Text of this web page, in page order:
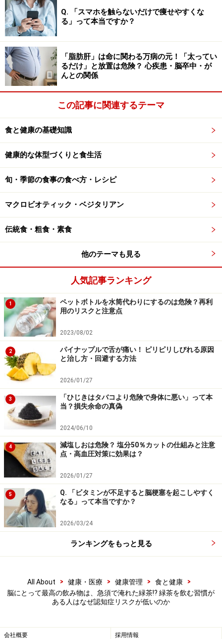
う。
カテキン・血圧・テアニンの相乗効果｜緑
茶が脳を守る3つの理由
では、なぜ緑茶はこれほど脳によい影響を与えるのでし
ょうか。その理由は、含まれる成分の“トリプル効果”に
あると考えられています。
す。カテキンとは、緑茶の苦渋味成分であるポリフェノ
ールの一種で、強い抗酸化作用や抗菌作用を持ち、体脂
です。加えて、カテキンは直接神経細胞を保護する働き
があることも報告されています。
2つ目は、「血圧を下げる作用」です。複数のメタ分析
により、緑茶には血圧を低下させる可能性があることが
し、脳の健康につながると言われています。
アニンはお茶特有のアミノ酸で、ストレス軽減や血圧上
昇の抑制に関与するとされています。
各作用の強さには個人差がありますが、これらの働きが
組み合わさることで、脳の健康維持に役立っていると考
えられます。
ペットボトルのお茶にはないメリットは？
成分・安全性・コストに違い
「同じお茶なら、手軽なペットボトルでもよいので
は？」と疑問に思われるかもしれません。
しかし、健康成分の「質」と「量」という点で、急須で
淹れるお茶に優位性があると考えられています。重要な
のは以下の2点です。
1. カテキンの安定性と含有量の違い
緑茶の健康パワーの源である「エピガロカテキンガレー
ト（EGCG）」などのカテキン類は、非常にデリケートで
ため、EGCGの一部は別の物質（GCG）に変化してしまい
ます。また、保存期間が長くなるとカテキンの酸化が
ます。
Q. 「スマホを触らないだけで痩せやすくな
る」って本当ですか？
「脂肪肝」は命に関わる万病の元！「太ってい
るだけ」と放置は危険？ 心疾患・脳卒中・が
んとの関係
この記事に関連するテーマ
食と健康の基礎知識
健康的な体型づくりと食生活
旬・季節の食事の食べ方・レシピ
マクロビオティック・ベジタリアン
伝統食・粗食・素食
他のテーマも見る
人気記事ランキング
1
ペットボトルを水筒代わりにするのは危険？再利
用のリスクと注意点
2023/08/02
2
パイナップルで舌が痛い！ ピリピリしびれる原因
と治し方・回避する方法
2026/01/27
3
「ひじきはタバコより危険で身体に悪い」って本
当？損失余命の真偽
2024/06/10
4
減塩しおは危険？ 塩分50％カットの仕組みと注意
点・高血圧対策に効果は？
2026/01/27
5
Q. 「ビタミンが不足すると脳梗塞を起こしやすく
なる」って本当ですか？
2026/03/24
ランキングをもっと見る
All About > 健康・医療 > 健康管理 > 食と健康
>
脳にとって最高の飲み物は、急須で淹れた緑茶!? 緑茶を飲む習慣が
ある人はなぜ認知症リスクが低いのか
会社概要 採用情報